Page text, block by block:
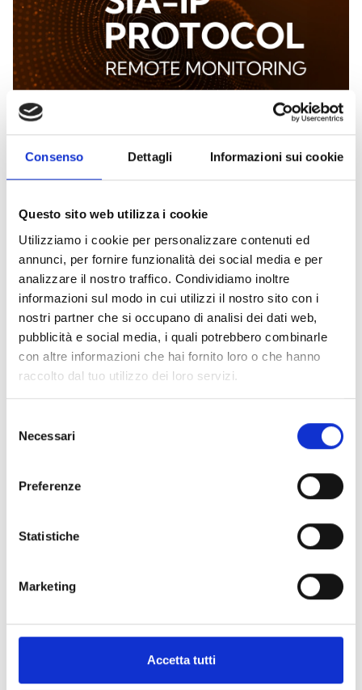
Consenso Dettagli Informazioni sui cookie
Questo sito web utilizza i cookie
Utilizziamo i cookie per personalizzare contenuti ed
annunci, per fornire funzionalità dei social media e per
analizzare il nostro traffico. Condividiamo inoltre
informazioni sul modo in cui utilizzi il nostro sito con i
nostri partner che si occupano di analisi dei dati web,
pubblicità e social media, i quali potrebbero combinarle
con altre informazioni che hai fornito loro o che hanno
raccolto dal tuo utilizzo dei loro servizi.
delNecessari
Preferenze
Statistiche
Marketing
Accetta tutti
Comunicação segura e estável
Graças à implementação do protocolo SIA-IP,
permitindo a monitorização e a gestão do sistema
mesmo a partir de locais remotos, com uma
poupança significativa de tempo e recursos para
os instaladores e técnicos de manutenção.
Este produto está disponível nas seguintes
versões
SmartLetUSee/LCD-Lite
Painel de controlo remoto com